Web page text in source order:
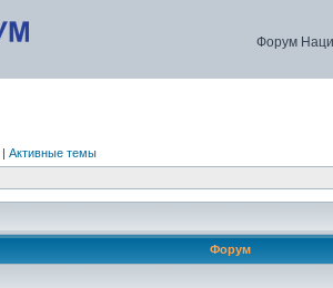
Форум
| Активные темы
Форум